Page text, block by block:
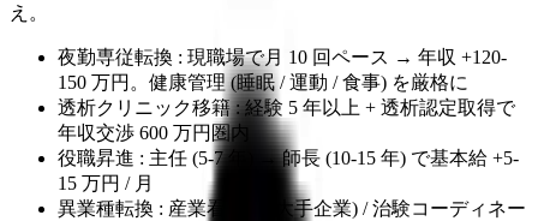
え。
夜勤専従転換 : 現職場で月 10 回ペース → 年収 +120-
150 万円。健康管理 (睡眠 / 運動 / 食事) を厳格に
透析クリニック移籍 : 経験 5 年以上 + 透析認定取得で
年収交渉 600 万円圏内
役職昇進 : 主任 (5-7 年) → 師長 (10-15 年) で基本給 +5-
15 万円 / 月
異業種転換 : 産業看護師 (大手企業) / 治験コーディネー